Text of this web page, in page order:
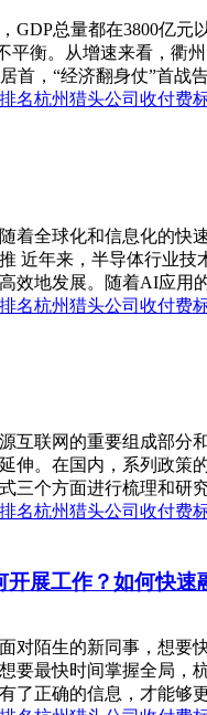
总量都在3800亿
衡。从增速来看，衢
，“经济翻身仗”首战
名杭州猎头公司收付费
着全球化和信息化的
近年来，半导体行业
效地发展。随着AI应用
名杭州猎头公司收付费
互联网的重要组成部
伸。在国内，系列政
个方面进行梳理和研
名杭州猎头公司收付费
展工作？如何快速
对陌生的新同事，想
要最快时间掌握全局
了正确的信息，才能够